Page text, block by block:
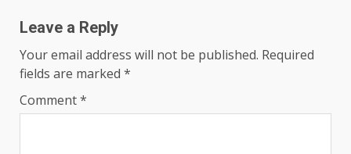
Leave a Reply
Your email address will not be published. Required
fields are marked *
Comment*